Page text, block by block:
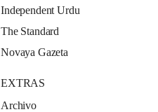
Independent Urdu
The Standard
Novaya Gazeta
EXTRAS
Archivo